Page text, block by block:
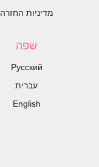
מדיניות החזרה
שפה
Русский
עברית
English